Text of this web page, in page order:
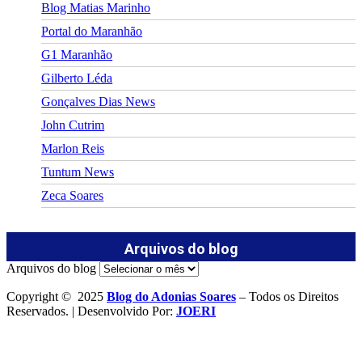
Blog Matias Marinho
Portal do Maranhão
G1 Maranhão
Gilberto Léda
Gonçalves Dias News
John Cutrim
Marlon Reis
Tuntum News
Zeca Soares
Arquivos do blog
Arquivos do blog
Copyright © 2025 Blog do Adonias Soares – Todos os Direitos
Reservados. | Desenvolvido Por: JOERI